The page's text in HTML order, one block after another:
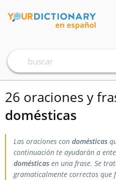
26 oraciones y
domésticas
Las oraciones con domésticas
continuación te ayudarán a
domésticas en una frase. Se
gramaticalmente correctos que